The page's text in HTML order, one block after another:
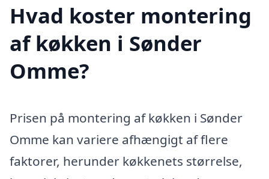
Hvad koster montering
af køkken i Sønder
Omme?
Prisen på montering af køkken i Sønder
Omme kan variere afhængigt af flere
faktorer, herunder køkkenets størrelse,